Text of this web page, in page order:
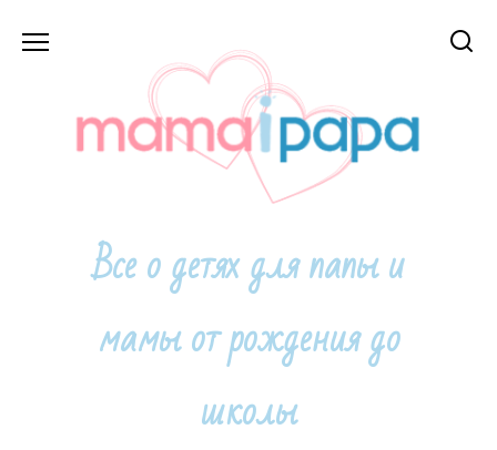
Все о детях для папы и
мамы от рождения до
школы